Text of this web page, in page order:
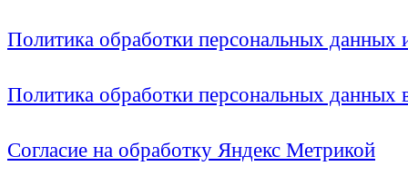
Политика обработки персональных
Политика обработки персональных
Согласие на обработку Яндекс Метрикой